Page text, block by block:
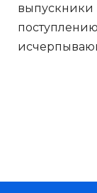
выпускники